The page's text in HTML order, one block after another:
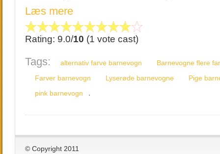
Læs mere
Rating: 9.0/10 (1 vote cast)
Tags: alternativ farve barnevogn
Barnevogne flere
Farver barnevogn
Lyserøde barnevogne
Pige
pink barnevogn
.
© Copyright 2011